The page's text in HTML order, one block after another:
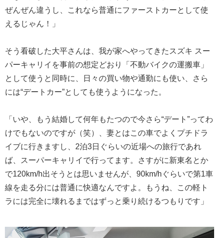
ぜんぜん違うし、これなら普通にファーストカーとして使
えるじゃん！」
そう看破した大平さんは、我が家へやってきたスズキ スー
パーキャリイを事前の想定どおり「不動バイクの運搬車」
として使うと同時に、日々の買い物や通勤にも使い、さら
には“デートカー”としても使うようになった。
「いや、もう結婚して何年もたつので今さら“デート”ってわ
けでもないのですが（笑）、妻とはこの車でよくプチドラ
イブに行きますし、2泊3日ぐらいの近場への旅行であれ
ば、スーパーキャリイで行ってます。さすがに新東名とか
で120km/h出そうとは思いませんが、90km/hぐらいで第1車
線を走る分には普通に快適なんですよ。もうね、この軽ト
ラには完全に壊れるまではずっと乗り続けるつもりです」